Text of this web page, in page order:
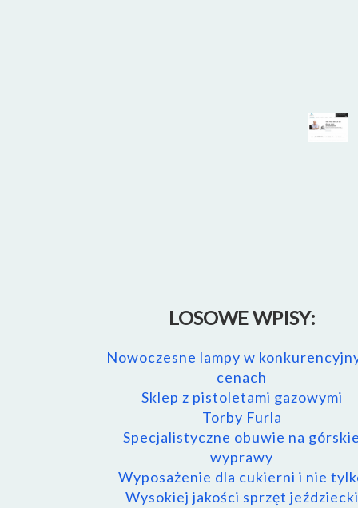
LOSOWE WPISY:
Nowoczesne lampy w
cenach
Sklep z pistoletami gazowymi
Torby Furla
Specjalistyczne obuwie na
wyprawy
Wyposażenie dla cukierni i nie
Wysokiej jakości sprzęt jeździecki